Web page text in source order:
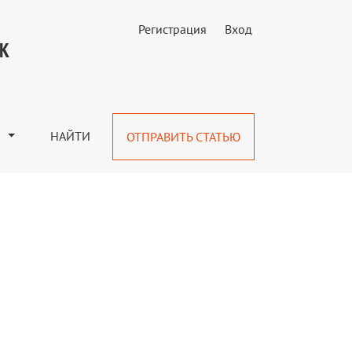
НАЙТИ ОТПРАВИТЬ СТАТЬЮ
Регистрация Вход